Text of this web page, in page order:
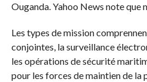
Ouganda. Yahoo News note que
Les types de mission
conjointes, la surveillance
les opérations de sécurité
pour les forces de maintien de la